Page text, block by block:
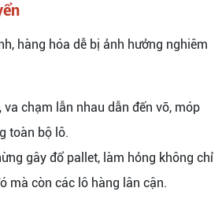
hàng hóa dễ bị ảnh hưởng nghiêm
va chạm lẫn nhau dẫn đến vỡ, móp
toàn bộ lô.
gây đổ pallet, làm hỏng không chỉ
mà còn các lô hàng lân cận.